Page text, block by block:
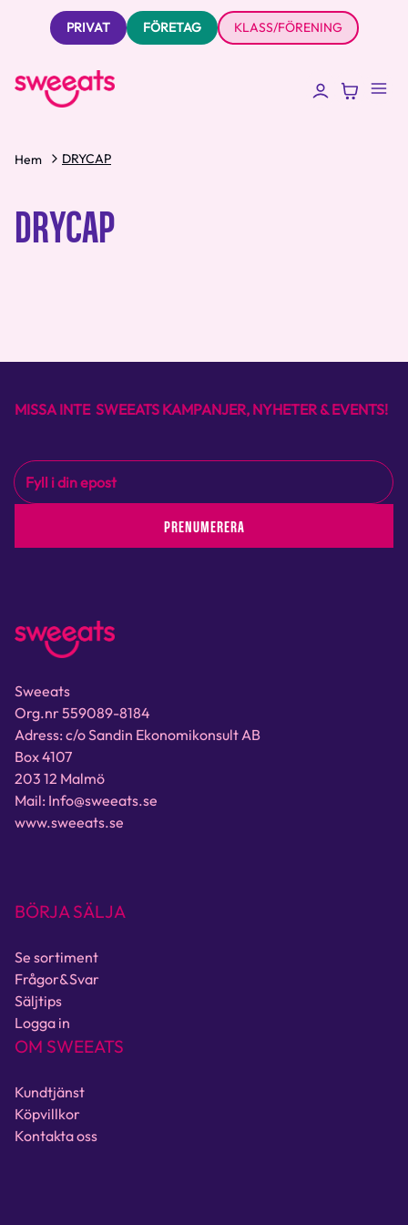
PRIVAT FÖRETAG KLASS/FÖRENING
Hem DRYCAP
DRYCAP
MISSA INTE SWEEATS KAMPANJER, NYHETER & EVENTS!
PRENUMERERA
Sweeats
Org.nr 559089-8184
Adress: c/o Sandin Ekonomikonsult AB
Box 4107
203 12 Malmö
Mail: Info@sweeats.se
www.sweeats.se
BÖRJA SÄLJA
Se sortiment
Frågor&Svar
Säljtips
Logga in
OM SWEEATS
Kundtjänst
Köpvillkor
Kontakta oss